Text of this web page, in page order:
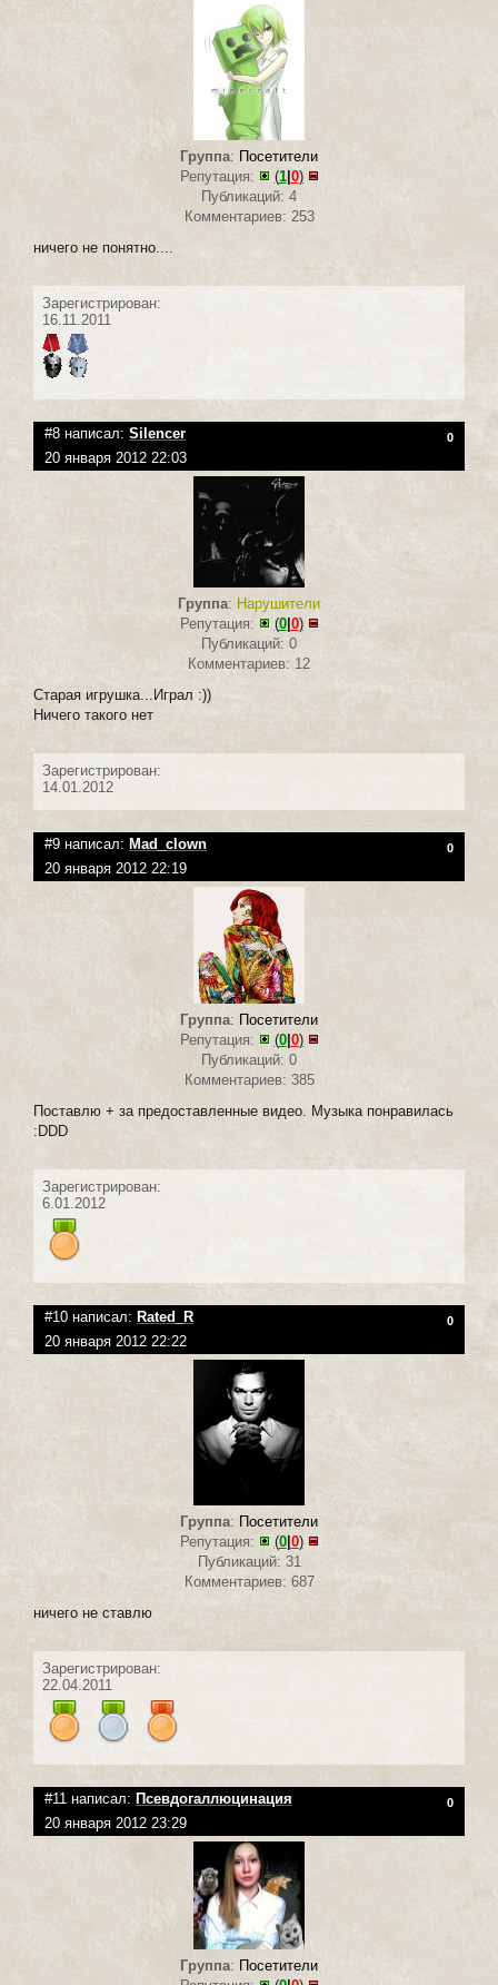
Группа: Посетители
Репутация:
(1| 0)
Публикаций: 4
Комментариев: 253
ничего не понятно....
Зарегистрирован:
16.11.2011
#8 написал: Silencer 0
20 января 2012 22:03
Группа: Нарушители
Репутация:
(0| 0)
Публикаций: 0
Комментариев: 12
Старая игрушка...Играл :))
Ничего такого нет
Зарегистрирован:
14.01.2012
#9 написал: Mad_clown 0
20 января 2012 22:19
Группа: Посетители
Репутация:
(0| 0)
Публикаций: 0
Комментариев: 385
Поставлю + за предоставленные видео. Музыка понравилась
:DDD
Зарегистрирован:
6.01.2012
#10 написал: Rated_R 0
20 января 2012 22:22
Группа: Посетители
Репутация:
(0|0)
Публикаций: 31
Комментариев: 687
ничего не ставлю
Зарегистрирован:
22.04.2011
#11 написал: Псевдогаллюцинация 0
20 января 2012 23:29
Группа: Посетители